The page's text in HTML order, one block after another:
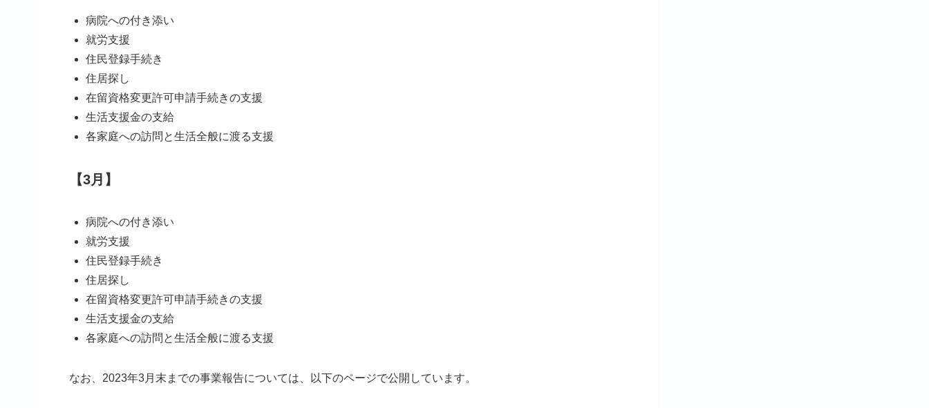
病院への付き添い
就労支援
住民登録手続き
住居探し
在留資格変更許可申請手続きの支援
生活支援金の支給
各家庭への訪問と生活全般に渡る支援
【3月】
病院への付き添い
就労支援
住民登録手続き
住居探し
在留資格変更許可申請手続きの支援
生活支援金の支給
各家庭への訪問と生活全般に渡る支援
なお、2023年3月末までの事業報告については、以下のページで公開しています。